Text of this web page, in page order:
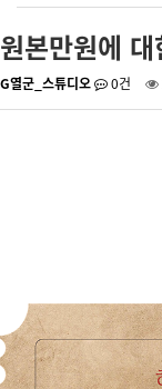
원본만원에
G열군_스튜디오 0건